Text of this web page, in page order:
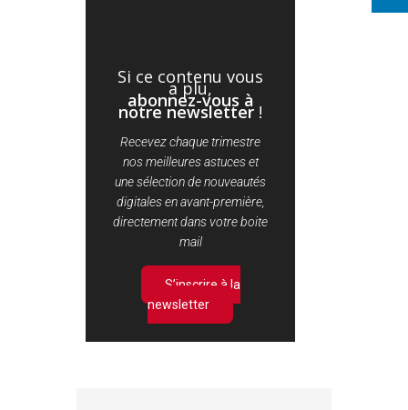
Si ce contenu vous
a plu,
abonnez-vous à
notre newsletter !
Recevez chaque trimestre
nos meilleures astuces et
une sélection de nouveautés
digitales en avant-première,
directement dans votre boite
mail
S’inscrire à la
newsletter